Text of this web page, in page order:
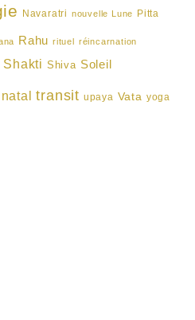
Navaratri nouvelle Lune Pitta
Rahu rituel réincarnation
Shakti Shiva Soleil
transit upaya Vata yoga